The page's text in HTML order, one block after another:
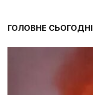
ГОЛОВНЕ СЬОГОДНІ